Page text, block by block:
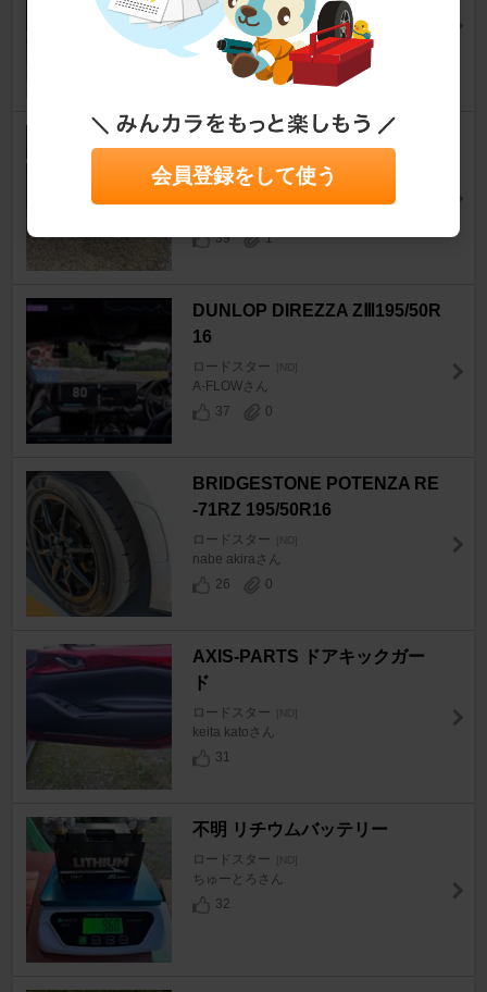
ロードスター [ND]
ブリット1117さん
38
0
DUNLOP DIREZZA ZⅢ195/55R
15
39
1
DUNLOP DIREZZA ZⅢ195/50R
16
ロードスター [ND]
A-FLOWさん
37
0
BRIDGESTONE POTENZA RE
-71RZ 195/50R16
ロードスター [ND]
nabe akiraさん
26
0
AXIS-PARTS ドアキックガー
ド
ロードスター [ND]
keita katoさん
31
不明 リチウムバッテリー
ロードスター [ND]
ちゅーとろさん
32
会員登録をして使う